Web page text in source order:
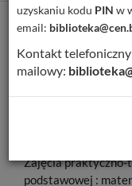
Zajęcia praktyczno-
podstawowej :
uzyskaniu kodu PIN w
email:
Kontakt telefoniczny
mailowy: